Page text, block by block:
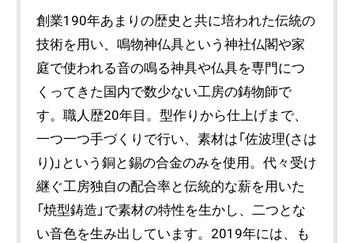
創業190年あまりの歴史と共に培われた伝統の
技術を⽤い、鳴物神仏具という神社仏閣や家
庭で使われる⾳の鳴る神具や仏具を専⾨につ
くってきた国内で数少ない⼯房の鋳物師で
す。職人歴20年目。型作りから仕上げまで、
⼀つ⼀つ⼿づくりで⾏い、素材は「佐波理(さは
り)」という銅と錫の合⾦のみを使⽤。代々受け
継ぐ⼯房独⾃の配合率と伝統的な薪を用いた
「焼型鋳造」で素材の特性を⽣かし、⼆つとな
い⾳⾊を⽣み出しています。2019年には、も